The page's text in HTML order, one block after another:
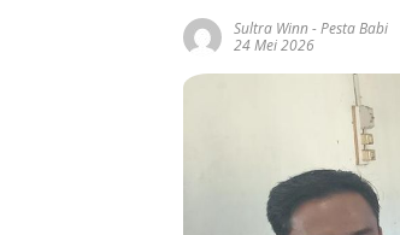
Sultra Winn-Pesta Babi
24 Mei 2026